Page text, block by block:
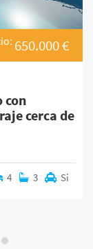
650.000 €
con
cerca de
4 3 Si